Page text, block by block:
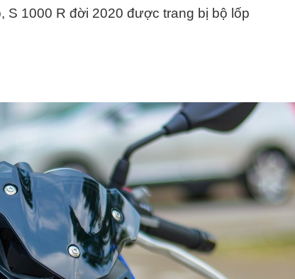
S 1000 R đời 2020 được trang bị bộ lốp